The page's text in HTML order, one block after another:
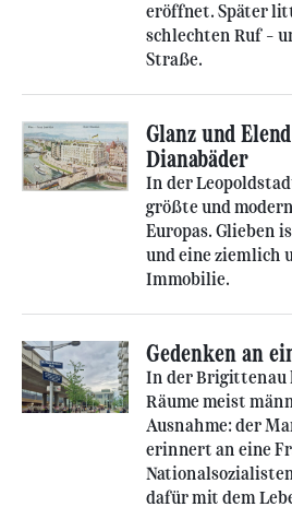
eröffnet. Später
schlechten Ruf –
Straße.
Glanz und
Dianabäder
In der
größte und
Europas. Glieben
und eine ziemlich
Immobilie.
Gedenken an
In der Brigittenau
Räume meist
Ausnahme: der
erinnert an eine
dafür mit dem